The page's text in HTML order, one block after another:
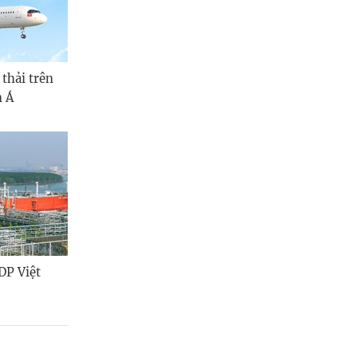
thải trên
Á
Việt